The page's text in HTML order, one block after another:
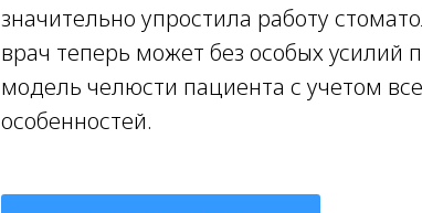
значительно упростила работу
врач теперь может без особых усилий
модель челюсти пациента с учетом
особенностей.